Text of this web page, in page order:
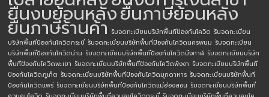
ยื่นงบย้อนหลังยื่นภาษีย้อนหลัง
ยื่นภาษีร้านค้า รับจดทะเบียนบริษัทพื้นทีป้องกันโควิด รับจดทะเบียน
บริษัทพื้นทีป้องกันโควิดกระบี่ รับจดทะเบียนบริษัทพื้นทีป้องกันโควิดนครพนม รับจดทะเบียน
บริษัทพื้นทีป้องกันโควิดน่าน รับจดทะเบียนบริษัทพื้นทีป้องกันโควิดบึงกาฬ รับจดทะเบียนบริษัท
พื้นทีป้องกันโควิดพะเยา รับจดทะเบียนบริษัทพื้นทีป้องกันโควิดพังงา รับจดทะเบียนบริษัทพื้นที
ป้องกันโควิดภูเก็ต รับจดทะเบียนบริษัทพื้นทีป้องกันโควิดมุกดาหาร รับจดทะเบียนบริษัทพื้นที
ป้องกันโควิดแพร่ รับจดทะเบียนบริษัทพื้นทีป้องกันโควิดแม่ฮ่องสอน รับจดทะเบียนบริษัทพื้นที่